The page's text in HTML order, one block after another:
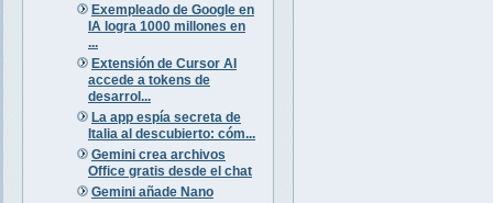
Exempleado de Google en
IA logra 1000 millones en
...
Extensión de Cursor AI
accede a tokens de
desarrol...
La app espía secreta de
Italia al descubierto: cóm...
Gemini crea archivos
Office gratis desde el chat
Gemini añade Nano